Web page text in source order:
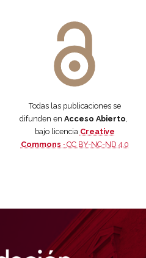
Todas las publicaciones se
difunden en Acceso Abierto,
bajo licencia Creative
Commons · CC BY-NC-ND 4.0